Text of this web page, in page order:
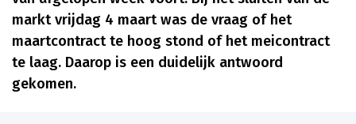
markt vrijdag 4 maart was de vraag of het
maartcontract te hoog stond of het meicontract
te laag. Daarop is een duidelijk antwoord
gekomen.